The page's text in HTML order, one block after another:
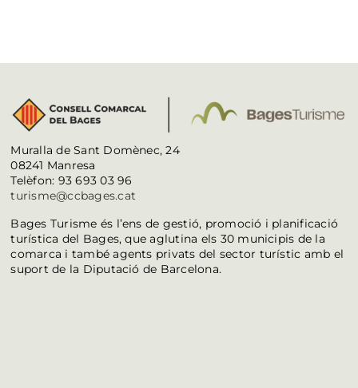
Muralla de Sant Domènec, 24
08241 Manresa
Telèfon: 93 693 03 96
turisme@ccbages.cat
Bages Turisme és l’ens de gestió, promoció i planificació
turística del Bages, que aglutina els 30 municipis de la
comarca i també agents privats del sector turístic amb el
suport de la Diputació de Barcelona.